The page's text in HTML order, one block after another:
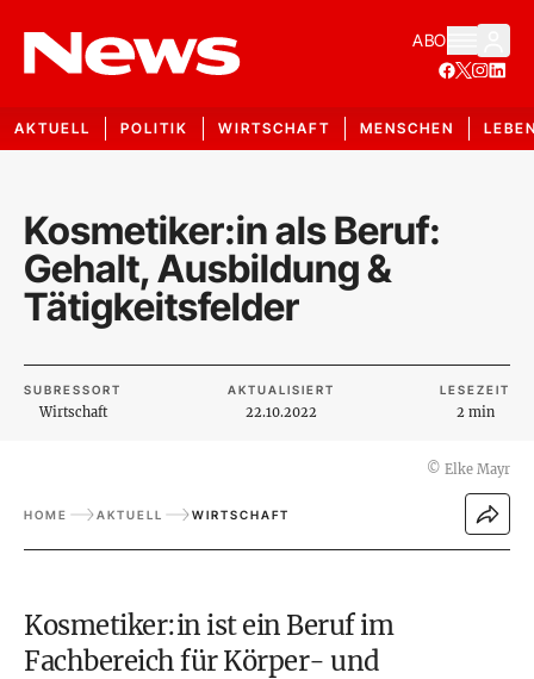
ABO
AKTUELL POLITIK WIRTSCHAFT MENSCHEN
Kosmetiker:in als Beruf:
Gehalt, Ausbildung &
Tätigkeitsfelder
SUBRESSORT
Wirtschaft
AKTUALISIERT
22.10.2022
LESEZEIT
2 min
© Elke Mayr
HOME AKTUELL WIRTSCHAFT
Kosmetiker:in ist ein Beruf im
Fachbereich für Körper- und